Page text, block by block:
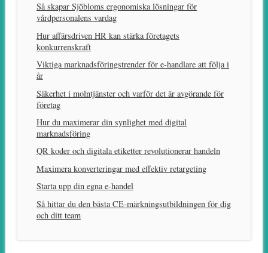
Så skapar Sjöbloms ergonomiska lösningar för
vårdpersonalens vardag
Hur affärsdriven HR kan stärka företagets
konkurrenskraft
Viktiga marknadsföringstrender för e-handlare att följa i
år
Säkerhet i molntjänster och varför det är avgörande för
företag
Hur du maximerar din synlighet med digital
marknadsföring
QR koder och digitala etiketter revolutionerar handeln
Maximera konverteringar med effektiv retargeting
Starta upp din egna e-handel
Så hittar du den bästa CE-märkningsutbildningen för dig
och ditt team